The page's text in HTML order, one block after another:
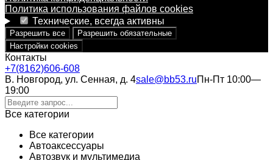
Политика использования файлов cookies
Технические, всегда активны
Разрешить все
Разрешить обязательные
Настройки cookies
Контакты
+7(8162)606-608
В. Новгород, ул. Сенная, д. 4sale@bb53.ruПн-Пт 10:00—
19:00
Все категории
Все категории
Автоаксессуары
Автозвук и мультимедиа